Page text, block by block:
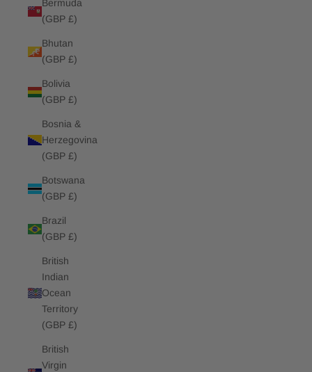
Bermuda
(GBP £)
Bhutan
(GBP £)
Bolivia
(GBP £)
Bosnia &
Herzegovina
(GBP £)
Botswana
(GBP £)
Brazil
(GBP £)
British
Indian
Ocean
Territory
(GBP £)
British
Virgin